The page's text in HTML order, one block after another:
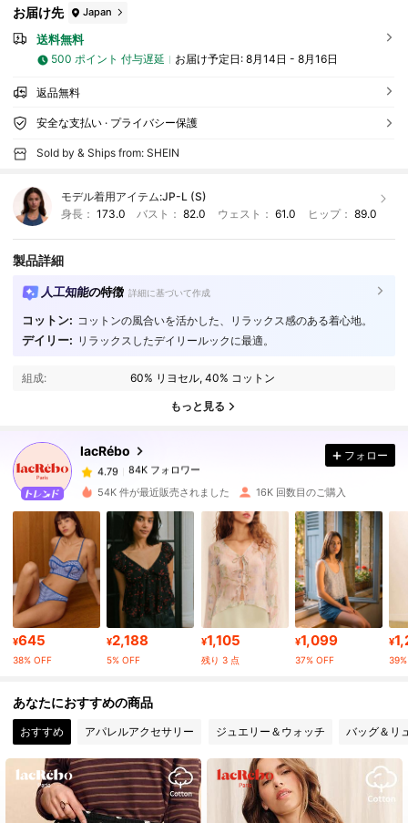
お届け先 Japan
送料無料
500 ポイント 付与遅延 お届け予定日: 8月14日 - 8月16日
返品無料
安全な支払い · プライバシー保護
Sold by & Ships from: SHEIN
モデル着用アイテム:JP-L (S)
身長： 173.0 バスト：82.0 ウェスト： 61.0 ヒップ： 89.0
製品詳細
人工知能の特徴 詳細に基づいて作成
コットン: コットンの風合いを活かした、リラックス感のある着心地。
デイリー: リラックスしたデイリールックに最適。
組成: 60% リヨセル, 40% コットン
もっと見る
lacRébo
4.79 84K フォロワー
84K フォロワー
4.79
84K フォロワー
a***g は1日前 に購入しました
4.79 84K フォロワー
4.79 84K フォロワー
4.79 84K フォロワー
4.79 84K フォロワー
4.79 84K フォロワー
フォロー
54K 件が最近販売されました 16K 回数目のご購入
¥645
38% OFF
¥2,188
5% OFF
¥1,105
残り 3 点
¥1,099
37% OFF
¥
あなたにおすすめの商品
おすすめ アパレルアクセサリー ジュエリー＆ウォッチ バッグ＆リ